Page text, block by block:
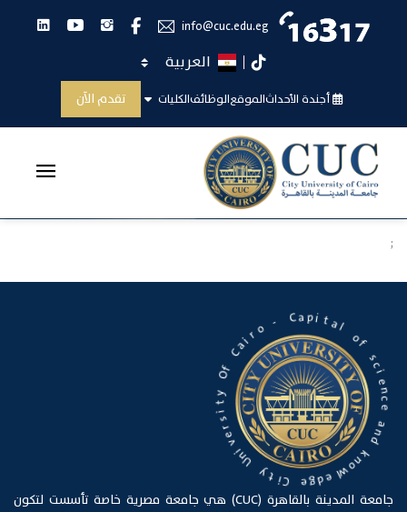
info@cuc.edu.eg فيس بوكانستجراميوتيوبلينكدان
تيك توكاختر اللغة
أجندة الأحداثالموقعالوظائفالكليات تقدم الآن
الرئيسية الأحداث
;
C
i
t
y
U
n
i
v
e
r
s
i
O
f
C
a
iro- Capit al
o
f
s
ci
e
n
c
e
n
d
k
n
o
w
l
e
d
g
e
جامعة المدينة بالقاهرة (CUC) هي جامعة مصرية خاصة تأسست لتكون